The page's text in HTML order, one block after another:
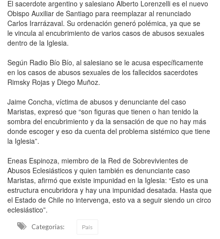
El sacerdote argentino y salesiano Alberto Lorenzelli es el nuevo
Obispo Auxiliar de Santiago para reemplazar al renunciado
Carlos Irarrázaval. Su ordenación generó polémica, ya que se
le vincula al encubrimiento de varios casos de abusos sexuales
dentro de la Iglesia.
Según Radio Bío Bío, al salesiano se le acusa específicamente
en los casos de abusos sexuales de los fallecidos sacerdotes
Rimsky Rojas y Diego Muñoz.
Jaime Concha, víctima de abusos y denunciante del caso
Maristas, expresó que “son figuras que tienen o han tenido la
sombra del encubrimiento y da la sensación de que no hay más
donde escoger y eso da cuenta del problema sistémico que tiene
la Iglesia”.
Eneas Espinoza, miembro de la Red de Sobrevivientes de
Abusos Eclesiásticos y quien también es denunciante caso
Maristas, afirmó que existe impunidad en la Iglesia: “Esto es una
estructura encubridora y hay una impunidad desatada. Hasta que
el Estado de Chile no intervenga, esto va a seguir siendo un circo
eclesiástico”.
Categorias: País